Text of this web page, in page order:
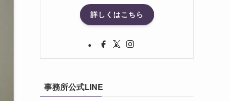
詳しくはこちら
事務所公式LINE